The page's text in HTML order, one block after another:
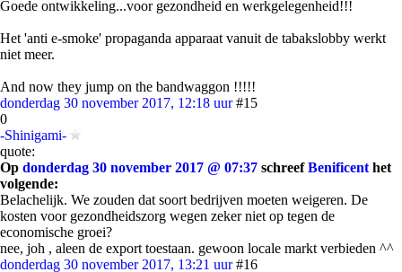
Goede ontwikkeling...voor gezondheid en werkgelegenheid!!!
Het 'anti e-smoke' propaganda apparaat vanuit de tabakslobby werkt
niet meer.
And now they jump on the bandwaggon !!!!!
donderdag 30 november 2017, 12:18 uur #15
0
-Shinigami-
quote:
Op donderdag 30 november 2017 @ 07:37 schreefBenificent het
volgende:
Belachelijk. We zouden dat soort bedrijven moeten weigeren. De
kosten voor gezondheidszorg wegen zeker niet op tegen de
economische groei?
nee, joh , aleen de export toestaan. gewoon locale markt verbieden ^^
donderdag 30 november 2017, 13:21 uur #16